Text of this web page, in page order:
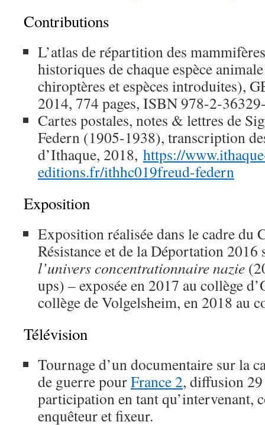
Contributions
L’atlas de répartition des
historiques de chaque espèce
chiroptères et espèces introduites),
2014, 774 pages, ISBN 978-2-
Cartes postales, notes & lettres de
Federn (1905-1938), transcription
d’Ithaque, 2018, https://
editions.fr/ithhc019freud-federn
Exposition
Exposition réalisée dans le cadre du
Résistance et de la Déportation
l’univers concentrationnaire nazie
ups) – exposée en 2017 au collège
collège de Volgelsheim, en 2018 au
Télévision
Tournage d’un documentaire sur la
de guerre pourFrance 2, diffusion
participation en tant qu’intervenant,
enquêteur et fixeur.